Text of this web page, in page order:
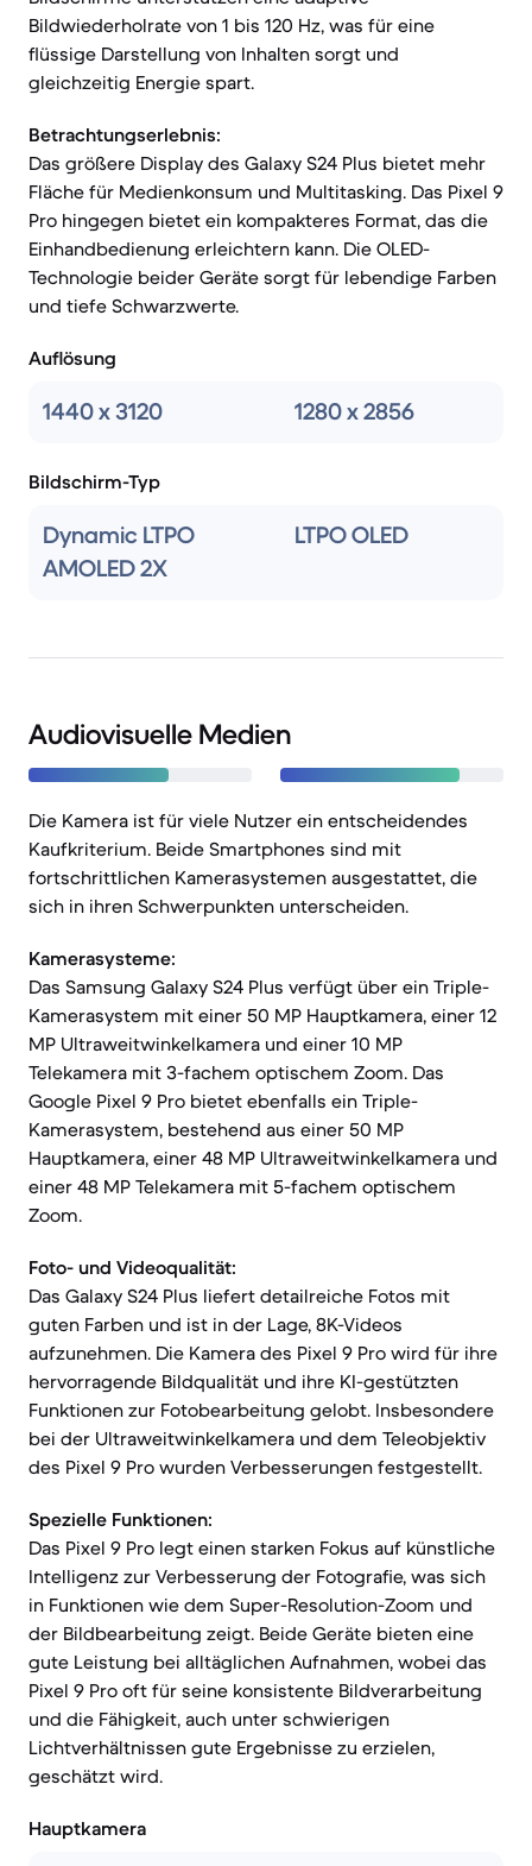
Bildwiederholrate von 1 bis 120 Hz, was für eine
flüssige Darstellung von Inhalten sorgt und
gleichzeitig Energie spart.
Betrachtungserlebnis:
Das größere Display des Galaxy S24 Plus bietet mehr
Fläche für Medienkonsum und Multitasking. Das Pixel 9
Pro hingegen bietet ein kompakteres Format, das die
Einhandbedienung erleichtern kann. Die OLED-
Technologie beider Geräte sorgt für lebendige Farben
und tiefe Schwarzwerte.
Auflösung
1440 x 3120 1280 x 2856
Bildschirm-Typ
Dynamic LTPO
AMOLED 2X
LTPO OLED
Audiovisuelle Medien
Die Kamera ist für viele Nutzer ein entscheidendes
Kaufkriterium. Beide Smartphones sind mit
fortschrittlichen Kamerasystemen ausgestattet, die
sich in ihren Schwerpunkten unterscheiden.
Kamerasysteme:
Das Samsung Galaxy S24 Plus verfügt über ein Triple-
Kamerasystem mit einer 50 MP Hauptkamera, einer 12
MP Ultraweitwinkelkamera und einer 10 MP
Telekamera mit 3-fachem optischem Zoom. Das
Google Pixel 9 Pro bietet ebenfalls ein Triple-
Kamerasystem, bestehend aus einer 50 MP
Hauptkamera, einer 48 MP Ultraweitwinkelkamera und
einer 48 MP Telekamera mit 5-fachem optischem
Zoom.
Foto- und Videoqualität:
Das Galaxy S24 Plus liefert detailreiche Fotos mit
guten Farben und ist in der Lage, 8K-Videos
aufzunehmen. Die Kamera des Pixel 9 Pro wird für ihre
hervorragende Bildqualität und ihre KI-gestützten
Funktionen zur Fotobearbeitung gelobt. Insbesondere
bei der Ultraweitwinkelkamera und dem Teleobjektiv
des Pixel 9 Pro wurden Verbesserungen festgestellt.
Spezielle Funktionen:
Das Pixel 9 Pro legt einen starken Fokus auf künstliche
Intelligenz zur Verbesserung der Fotografie, was sich
in Funktionen wie dem Super-Resolution-Zoom und
der Bildbearbeitung zeigt. Beide Geräte bieten eine
gute Leistung bei alltäglichen Aufnahmen, wobei das
Pixel 9 Pro oft für seine konsistente Bildverarbeitung
und die Fähigkeit, auch unter schwierigen
Lichtverhältnissen gute Ergebnisse zu erzielen,
geschätzt wird.
Hauptkamera